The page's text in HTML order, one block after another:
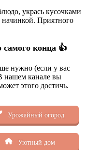
укрась кусочками
Приятного
самого конца 👍
нужно (если у вас
нашем канале вы
этого достичь.
Урожайный огород
Уютный дом